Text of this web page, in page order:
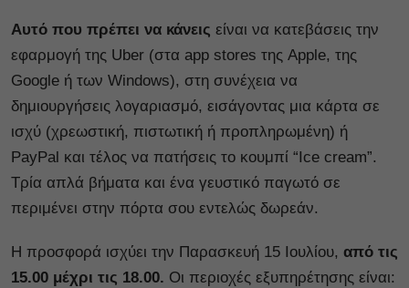
Αυτό που πρέπει να κάνεις είναι να κατεβάσεις την
εφαρμογή της Uber (στα app stores της Apple, της
Google ή των Windows), στη συνέχεια να
δημιουργήσεις λογαριασμό, εισάγοντας μια κάρτα σε
ισχύ (χρεωστική, πιστωτική ή προπληρωμένη) ή
PayPal και τέλος να πατήσεις το κουμπί “Ice cream”.
Τρία απλά βήματα και ένα γευστικό παγωτό σε
περιμένει στην πόρτα σου εντελώς δωρεάν.
Η προσφορά ισχύει την Παρασκευή 15 Ιουλίου, από τις
15.00 μέχρι τις 18.00. Οι περιοχές εξυπηρέτησης είναι: